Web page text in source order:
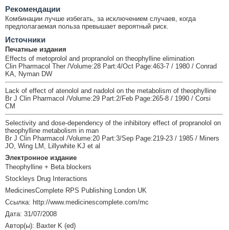
Рекомендации
Комбинации лучше избегать, за исключением случаев, когда
предполагаемая польза превышает вероятный риск.
Источники
Печатные издания
Effects of metoprolol and propranolol on theophylline elimination
Clin Pharmacol Ther /Volume:28 Part:4/Oct Page:463-7 / 1980 / Conrad
KA, Nyman DW
Lack of effect of atenolol and nadolol on the metabolism of theophylline
Br J Clin Pharmacol /Volume:29 Part:2/Feb Page:265-8 / 1990 / Corsi
CM
Selectivity and dose-dependency of the inhibitory effect of propranolol on
theophylline metabolism in man
Br J Clin Pharmacol /Volume:20 Part:3/Sep Page:219-23 / 1985 / Miners
JO, Wing LM, Lillywhite KJ et al
Электронное издание
Theophylline + Beta blockers
Stockleys Drug Interactions
MedicinesComplete RPS Publishing London UK
Ссылка: http://www.medicinescomplete.com/mc
Дата: 31/07/2008
Автор(ы): Baxter K (ed)